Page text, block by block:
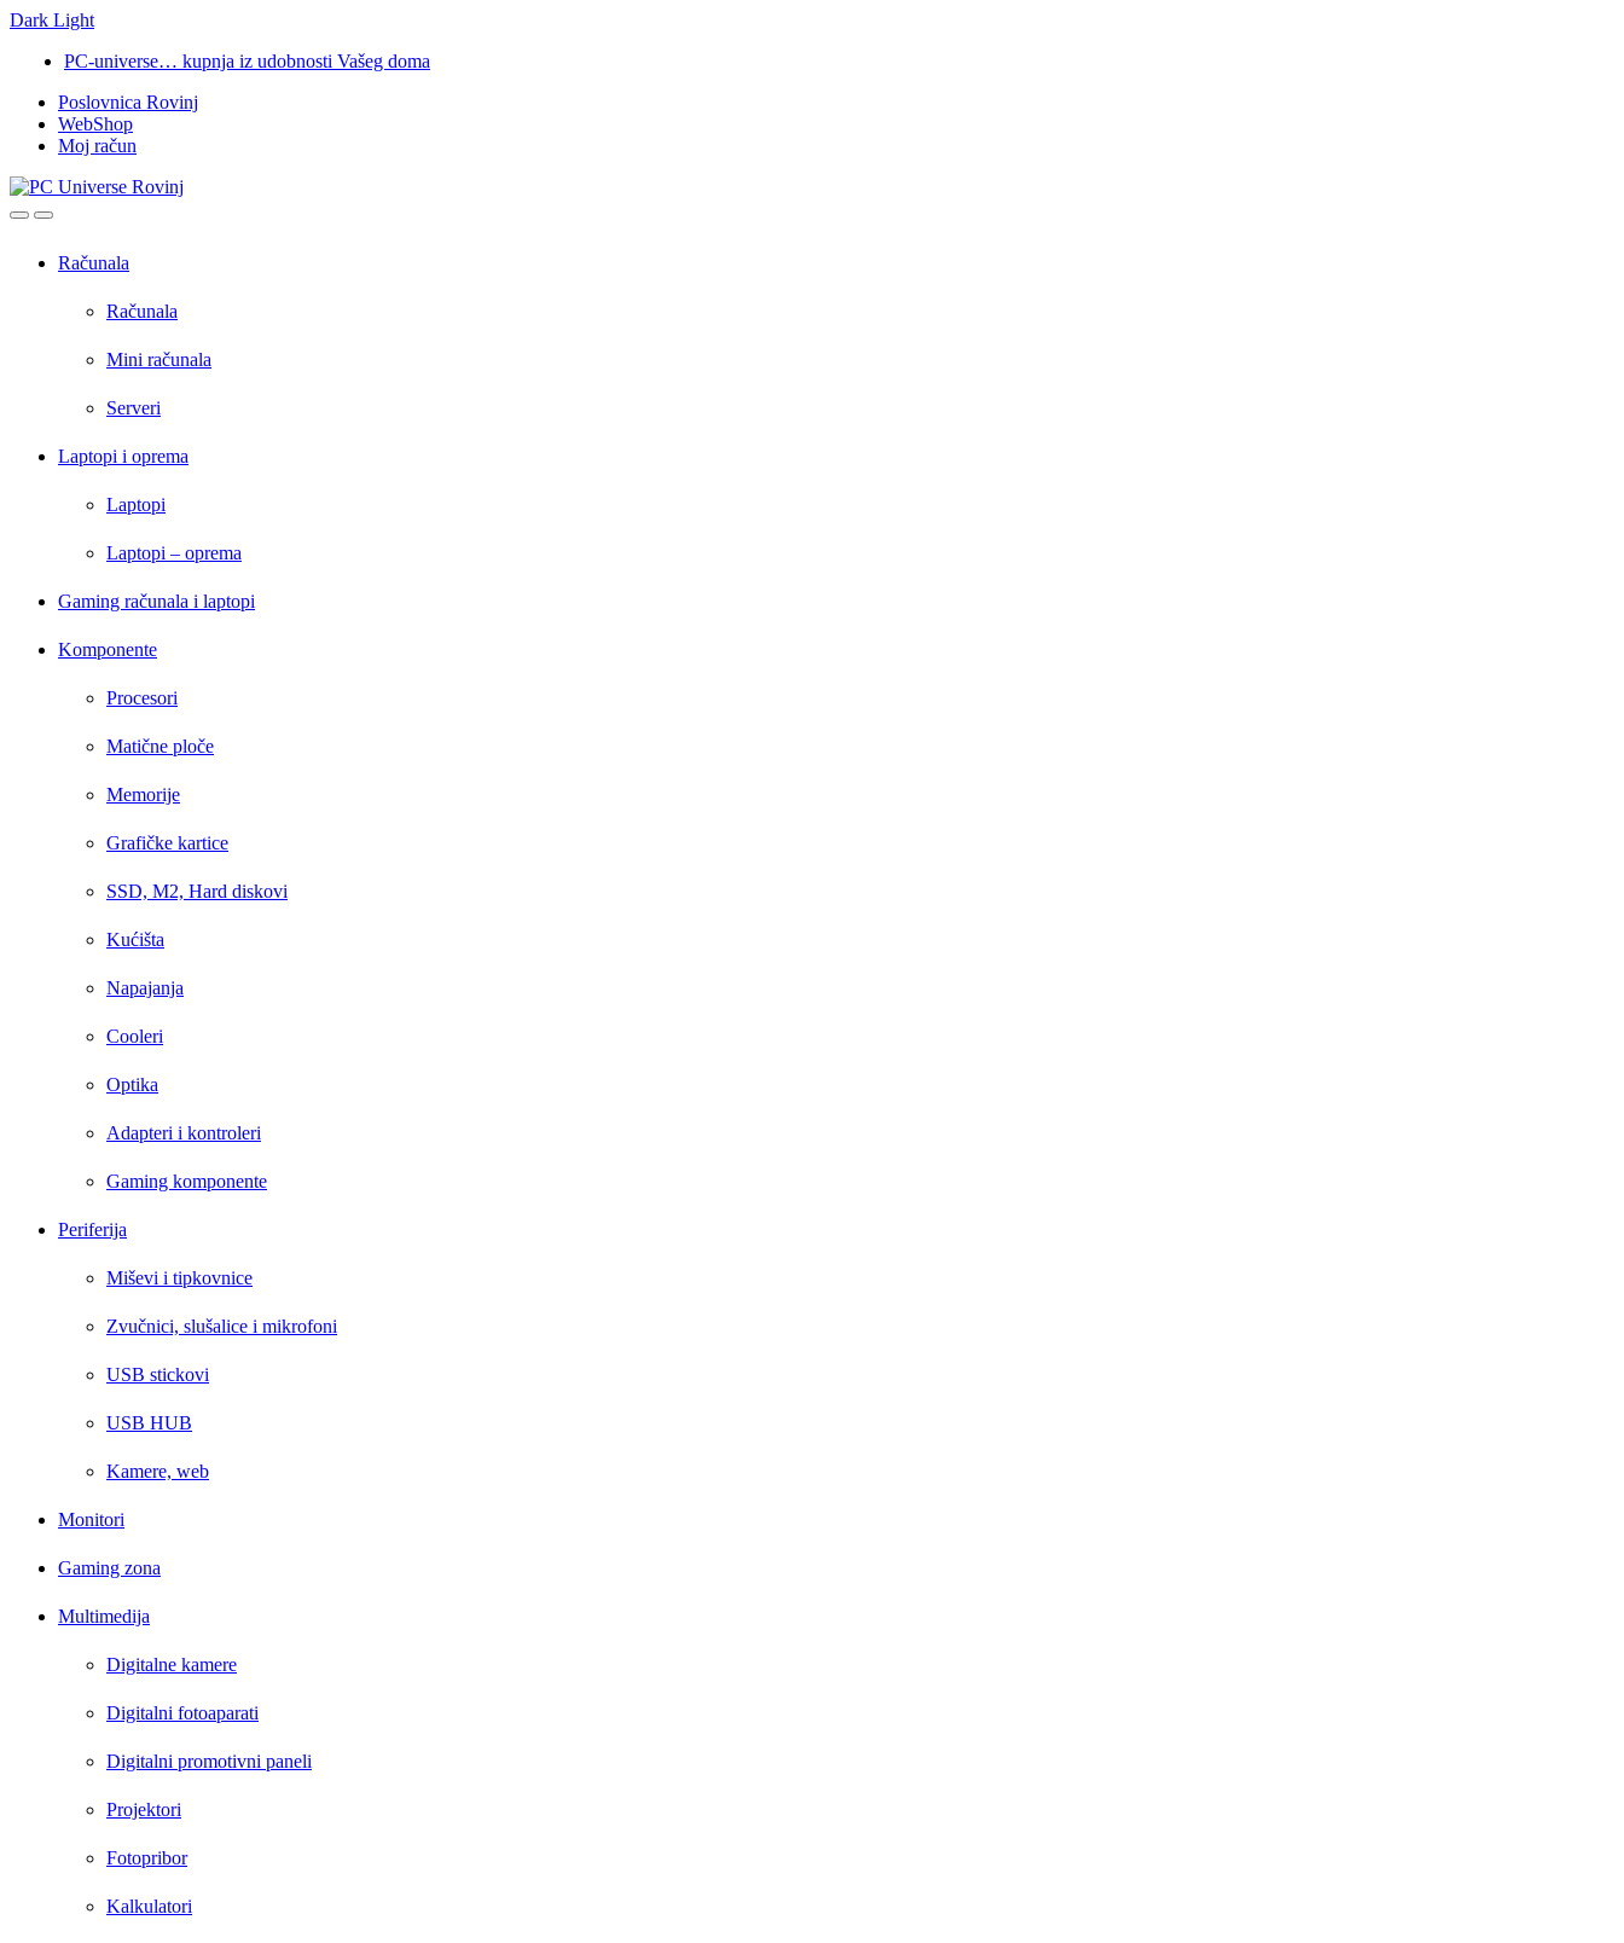
Dark Light
navigation
content
PC-universe… kupnja iz udobnosti Vašeg doma
Poslovnica Rovinj
WebShop
Moj račun
OpenClose
Računala
Računala
Mini računala
Serveri
Laptopi i oprema
Laptopi
Laptopi – oprema
Gaming računala i laptopi
Komponente
Procesori
Matične ploče
Memorije
Grafičke kartice
SSD, M2, Hard diskovi
Kućišta
Napajanja
Cooleri
Optika
Adapteri i kontroleri
Gaming komponente
Periferija
Miševi i tipkovnice
Zvučnici, slušalice i mikrofoni
USB stickovi
USB HUB
Kamere, web
Monitori
Gaming zona
Multimedija
Digitalne kamere
Digitalni fotoaparati
Digitalni promotivni paneli
Projektori
Fotopribor
Kalkulatori